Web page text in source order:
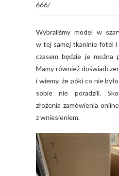
666/
Wybraliśmy model w
w tej samej tkaninie fotel i
czasem będzie je można
Mamy również
i wiemy, że póki co nie
sobie nie poradzili.
złożenia zamówienia
z wniesieniem.